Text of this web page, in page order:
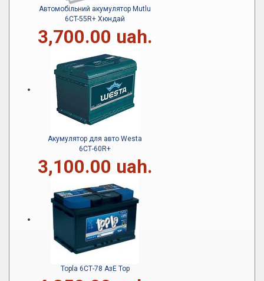
Автомобільний акумулятор Mutlu
6CT-55R+ Хюндай
3,700.00 uah.
Акумулятор для авто Westa
6СТ-60R+
3,100.00 uah.
Topla 6СТ-78 АзЕ Top